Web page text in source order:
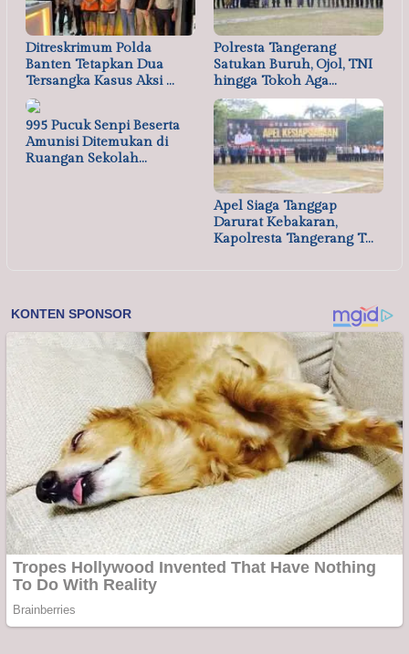
Ditreskrimum Polda
Banten Tetapkan Dua
Tersangka Kasus Aksi …
Polresta Tangerang
Satukan Buruh, Ojol, TNI
hingga Tokoh Aga…
995 Pucuk Senpi Beserta
Amunisi Ditemukan di
Ruangan Sekolah…
Apel Siaga Tanggap
Darurat Kebakaran,
Kapolresta Tangerang T…